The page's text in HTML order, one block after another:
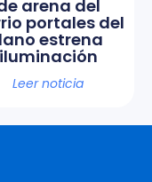
arena del
portales del
estrena
iluminación
Leer noticia